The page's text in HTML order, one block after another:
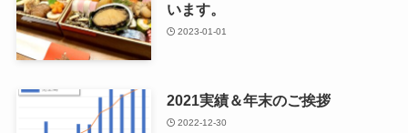
います。
2023-01-01
2021実績＆年末のご挨拶
2022-12-30